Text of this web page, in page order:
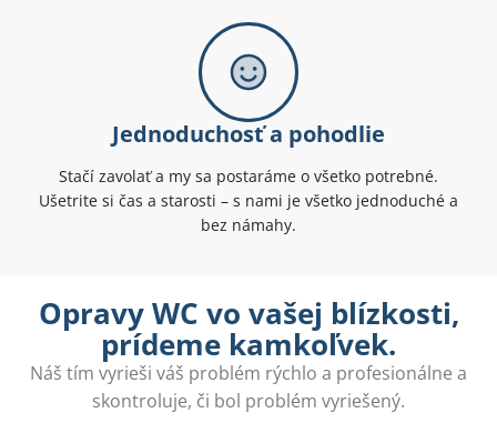
Jednoduchosť a pohodlie
Stačí zavolať a my sa postaráme o všetko potrebné.
Ušetrite si čas a starosti – s nami je všetko jednoduché a
bez námahy.
Opravy WC vo vašej blízkosti,
prídeme kamkoľvek.
Náš tím vyrieši váš problém rýchlo a profesionálne a
skontroluje, či bol problém vyriešený.